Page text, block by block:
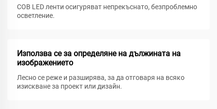
COB LED ленти осигуряват непрекъснато, безпроблемно
осветление.
Използва се за определяне на дължината на
изображението
Лесно се реже и разширява, за да отговаря на всяко
изискване за проект или дизайн.